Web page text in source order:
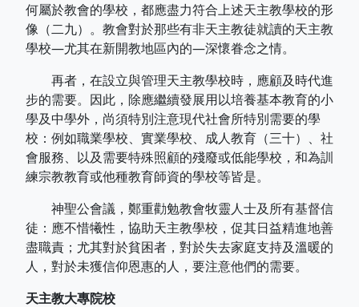
何屬於教會的學校，都應盡力符合上述天主教學校的形
像（二九）。教會對於那些有非天主教徒就讀的天主教
學校—尤其在新開教地區內的—深懷眷念之情。
再者，在設立與管理天主教學校時，應顧及時代進
步的需要。因此，除應繼續發展用以培養基本教育的小
學及中學外，尚須特別注意現代社會所特別需要的學
校：例如職業學校、實業學校、成人教育（三十）、社
會服務、以及需要特殊照顧的殘廢或低能學校，和為訓
練宗教教育或他種教育師資的學校等皆是。
神聖公會議，鄭重勸勉教會牧靈人士及所有基督信
徒：應不惜犧性，協助天主教學校，促其日益精進地善
盡職責；尤其對於貧困者，對於失去家庭支持及溫暖的
人，對於未獲信仰恩惠的人，要注意他們的需要。
天主教大專院校